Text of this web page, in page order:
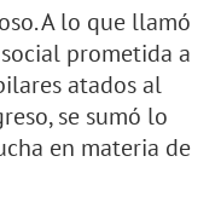
A lo que llamó
prometida a
atados al
se sumó lo
en materia de